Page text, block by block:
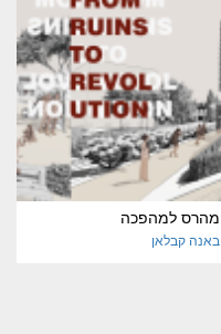
מהרס למהפכה
באנה קבלאן